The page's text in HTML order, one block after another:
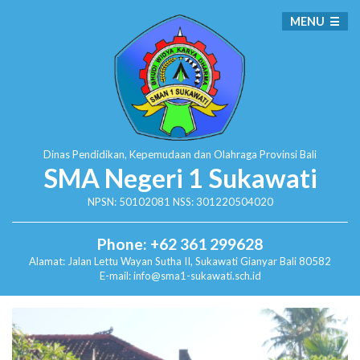
Dinas Pendidikan, Kepemudaan dan Olahraga Provinsi Bali
SMA Negeri 1 Sukawati
NPSN: 50102081 NSS: 301220504020
Phone: +62 361 299628
Alamat: Jalan Lettu Wayan Sutha II, SukawatiGianyar Bali 80582
E-mail: info@sma1-sukawati.sch.id
MENU